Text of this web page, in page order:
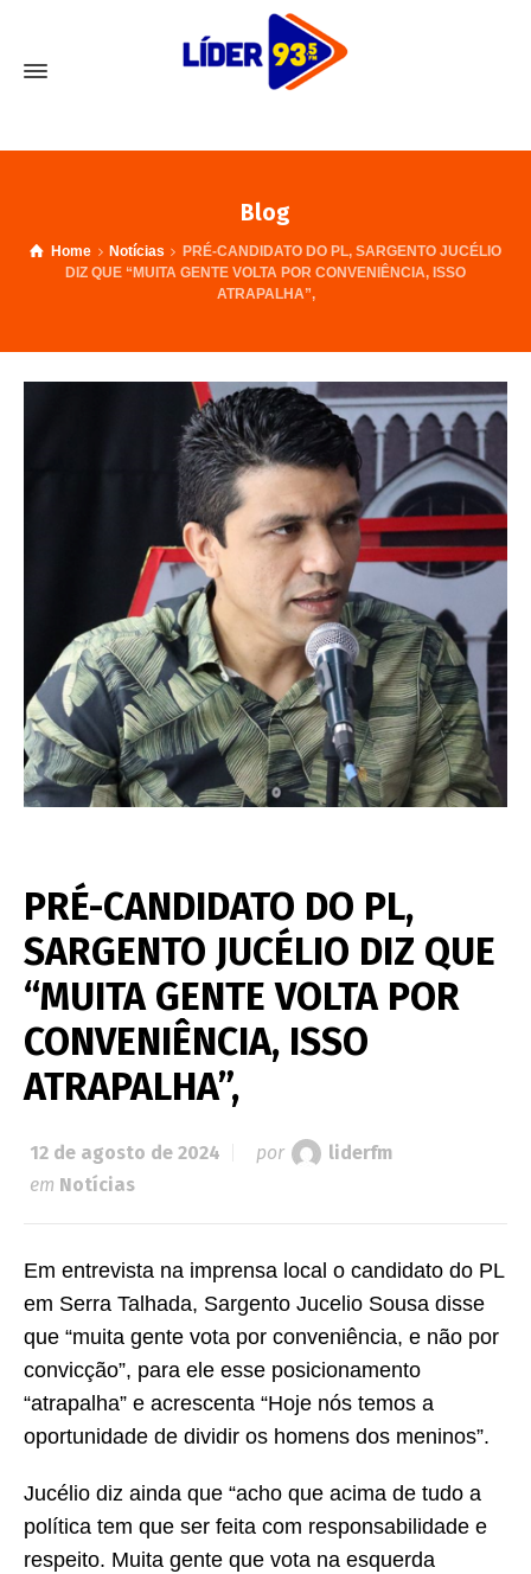
Blog
Home Notícias
PRÉ-CANDIDATO DO PL, SARGENTO JUCÉLIO
DIZ QUE “MUITA GENTE VOLTA POR CONVENIÊNCIA, ISSO
ATRAPALHA”,
PRÉ-CANDIDATO DO PL,
SARGENTO JUCÉLIO DIZ QUE
“MUITA GENTE VOLTA POR
CONVENIÊNCIA, ISSO
ATRAPALHA”,
12 de agosto de 2024 por
liderfm
em Notícias
Em entrevista na imprensa local o candidato do PL
em Serra Talhada, Sargento Jucelio Sousa disse
que “muita gente vota por conveniência, e não por
convicção”, para ele esse posicionamento
“atrapalha” e acrescenta “Hoje nós temos a
oportunidade de dividir os homens dos meninos”.
Jucélio diz ainda que “acho que acima de tudo a
política tem que ser feita com responsabilidade e
respeito. Muita gente que vota na esquerda